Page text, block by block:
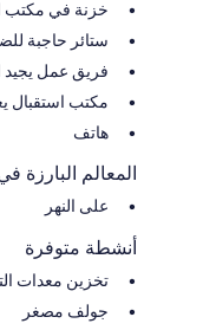
خزنة في مكتب
ستائر حاجبة
فريق عمل يجيد
مكتب استقبال
هاتف
المعالم البارزة
على النهر
أنشطة متوفرة
تخزين معدات
جولف مصغر